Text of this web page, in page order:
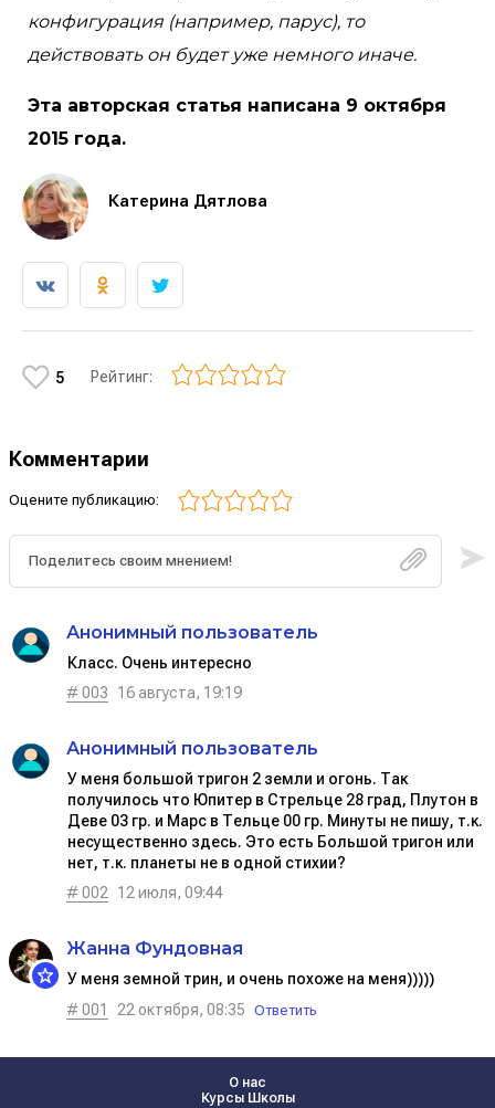
конфигурация (например, парус), то
действовать он будет уже немного иначе.
Эта авторская статья написана 9 октября
2015 года.
Катерина Дятлова
5 Рейтинг:
Комментарии
Оцените публикацию:
Анонимный пользователь
Класс. Очень интересно
# 003
16 августа, 19:19
Анонимный пользователь
У меня большой тригон 2 земли и огонь. Так
получилось что Юпитер в Стрельце 28 град, Плутон в
Деве 03 гр. и Марс в Тельце 00 гр. Минуты не пишу, т.к.
несущественно здесь. Это есть Большой тригон или
нет, т.к. планеты не в одной стиxии?
# 002
12 июля, 09:44
Жанна Фундовная
У меня земной трин, и очень похоже на меня)))))
# 001
22 октября, 08:35 Ответить
О нас
Курсы Школы